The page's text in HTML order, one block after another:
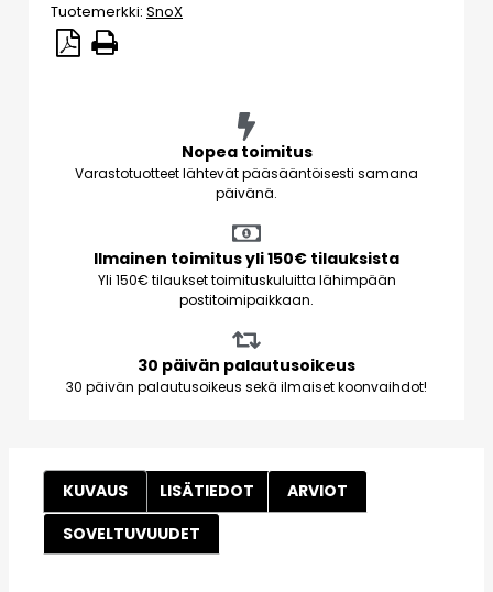
Tuotemerkki: SnoX
Nopea toimitus
Varastotuotteet lähtevät pääsääntöisesti samana
päivänä.
Ilmainen toimitus yli 150€ tilauksista
Yli 150€ tilaukset toimituskuluitta lähimpään
postitoimipaikkaan.
30 päivän palautusoikeus
30 päivän palautusoikeus sekä ilmaiset koonvaihdot!
KUVAUS LISÄTIEDOT
ARVIOT
SOVELTUVUUDET